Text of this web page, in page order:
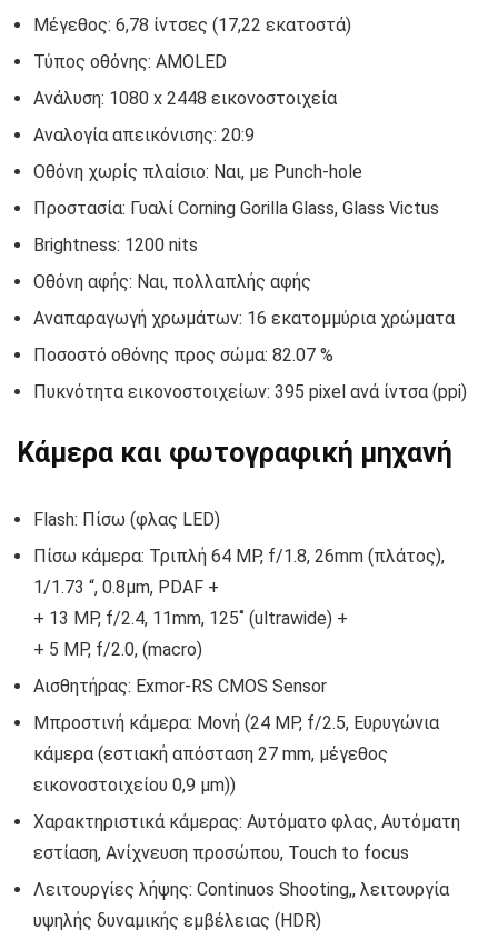
Μέγεθος: 6,78 ίντσες (17,22 εκατοστά)
Τύπος οθόνης: AMOLED
Ανάλυση: 1080 x 2448 εικονοστοιχεία
Αναλογία απεικόνισης: 20:9
Οθόνη χωρίς πλαίσιο: Ναι, με Punch-hole
Προστασία: Γυαλί Corning Gorilla Glass, Glass Victus
Brightness: 1200 nits
Οθόνη αφής: Ναι, πολλαπλής αφής
Αναπαραγωγή χρωμάτων: 16 εκατομμύρια χρώματα
Ποσοστό οθόνης προς σώμα: 82.07 %
Πυκνότητα εικονοστοιχείων: 395 pixel ανά ίντσα (ppi)
Κάμερα και φωτογραφική μηχανή
Flash: Πίσω (φλας LED)
Πίσω κάμερα: Τριπλή 64 MP, f/1.8, 26mm (πλάτος),
1/1.73 “, 0.8μm, PDAF +
+ 13 MP, f/2.4, 11mm, 125˚ (ultrawide) +
+ 5 MP, f/2.0, (macro)
Αισθητήρας: Exmor-RS CMOS Sensor
Μπροστινή κάμερα: Μονή (24 MP, f/2.5, Ευρυγώνια
κάμερα (εστιακή απόσταση 27 mm, μέγεθος
εικονοστοιχείου 0,9 μm))
Χαρακτηριστικά κάμερας: Αυτόματο φλας, Αυτόματη
εστίαση, Ανίχνευση προσώπου, Touch to focus
Λειτουργίες λήψης: Continuos Shooting,, λειτουργία
υψηλής δυναμικής εμβέλειας (HDR)